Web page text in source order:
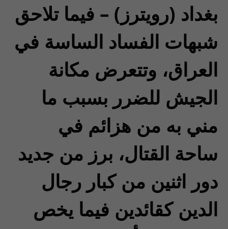
بغداد (رويترز) – فيما تلاحق
شبهات الفساد الساسة في
العراق، وتتعرض مكانة
الجيش للضرر بسبب ما
مني به من هزائم في
ساحة القتال، برز من جديد
دور اثنين من كبار رجال
الدين كقائدين فيما يخص